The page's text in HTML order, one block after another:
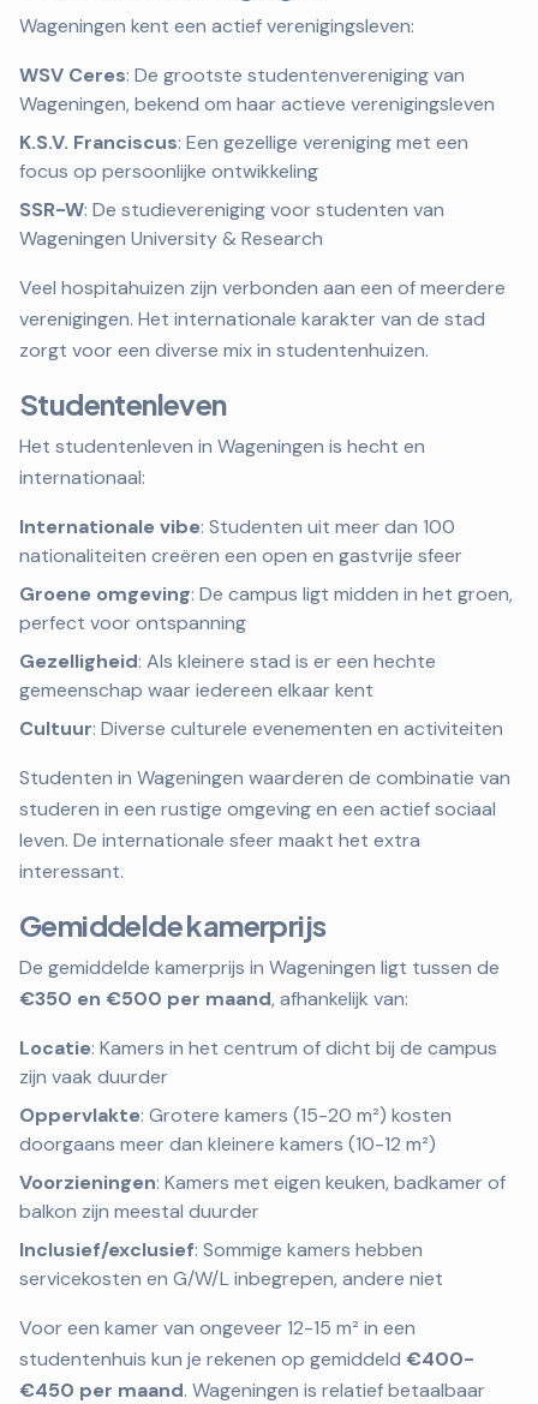
Wageningen kent een actief verenigingsleven:
WSV Ceres: De grootste studentenvereniging van
Wageningen, bekend om haar actieve verenigingsleven
K.S.V. Franciscus: Een gezellige vereniging met een
focus op persoonlijke ontwikkeling
SSR-W: De studievereniging voor studenten van
Wageningen University & Research
Veel hospitahuizen zijn verbonden aan een of meerdere
verenigingen. Het internationale karakter van de stad
zorgt voor een diverse mix in studentenhuizen.
Studentenleven
Het studentenleven in Wageningen is hecht en
internationaal:
Internationale vibe: Studenten uit meer dan 100
nationaliteiten creëren een open en gastvrije sfeer
Groene omgeving: De campus ligt midden in het groen,
perfect voor ontspanning
Gezelligheid: Als kleinere stad is er een hechte
gemeenschap waar iedereen elkaar kent
Cultuur: Diverse culturele evenementen en activiteiten
Studenten in Wageningen waarderen de combinatie van
studeren in een rustige omgeving en een actief sociaal
leven. De internationale sfeer maakt het extra
interessant.
Gemiddelde kamerprijs
De gemiddelde kamerprijs in Wageningen ligt tussen de
€350 en €500 per maand, afhankelijk van:
Locatie: Kamers in het centrum of dicht bij de campus
zijn vaak duurder
Oppervlakte: Grotere kamers (15-20 m²) kosten
doorgaans meer dan kleinere kamers (10-12 m²)
Voorzieningen: Kamers met eigen keuken, badkamer of
balkon zijn meestal duurder
Inclusief/exclusief: Sommige kamers hebben
servicekosten en G/W/L inbegrepen, andere niet
Voor een kamer van ongeveer 12-15 m² in een
studentenhuis kun je rekenen op gemiddeld €400-
€450 per maand. Wageningen is relatief betaalbaar